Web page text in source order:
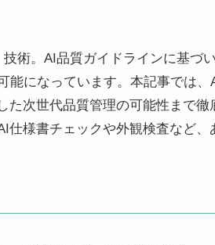
術。AI品質ガイドラインに基づ
能になっています。本記事では、
次世代品質管理の可能性まで徹
様書チェックや外観検査など、